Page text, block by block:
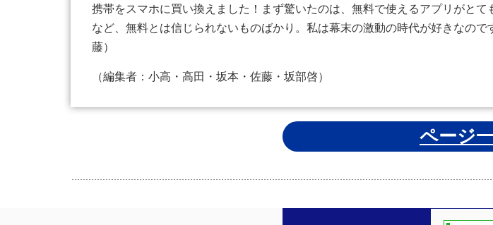
携帯をスマホに買い換えました！まず驚いたのは、無料で使えるアプリがと
など、無料とは信じられないものばかり。私は幕末の激動の時代が好きなの
藤）
（編集者：小高・高田・坂本・佐藤・坂部啓）
ページ